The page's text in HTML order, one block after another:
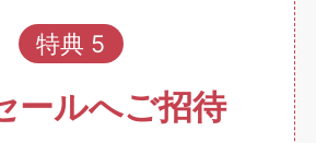
特典 5
ールへご招待